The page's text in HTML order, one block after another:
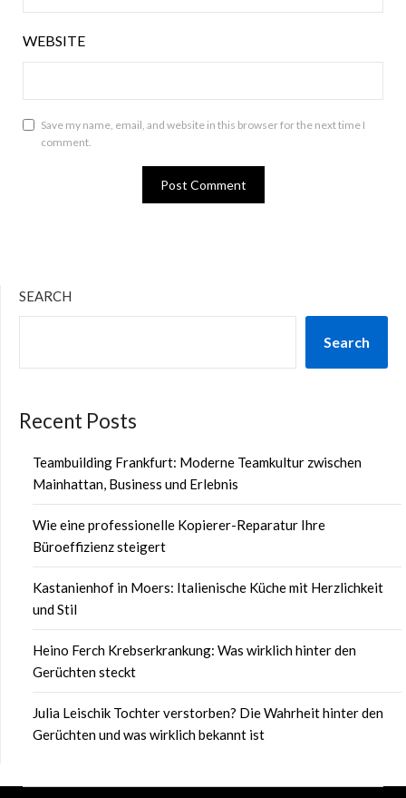
WEBSITE
Save my name, email, and website in this browser for the next time I
comment.
SEARCH
Search
Recent Posts
Teambuilding Frankfurt: Moderne Teamkultur zwischen
Mainhattan, Business und Erlebnis
Wie eine professionelle Kopierer-Reparatur Ihre
Büroeffizienz steigert
Kastanienhof in Moers: Italienische Küche mit Herzlichkeit
und Stil
Heino Ferch Krebserkrankung: Was wirklich hinter den
Gerüchten steckt
Julia Leischik Tochter verstorben? Die Wahrheit hinter den
Gerüchten und was wirklich bekannt ist